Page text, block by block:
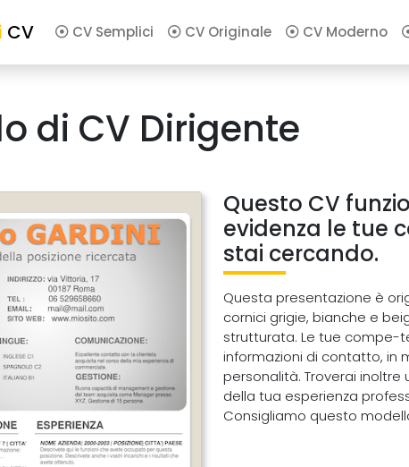
CV CV Semplici CV Originale CV Moderno
di CV Dirigente
Questo CV
evidenza le tue
stai cercando.
Questa presentazione è
cornici grigie, bianche e
strutturata. Le tue compe-
informazioni di contatto, in
personalità. Troverai
della tua esperienza
Consigliamo questo